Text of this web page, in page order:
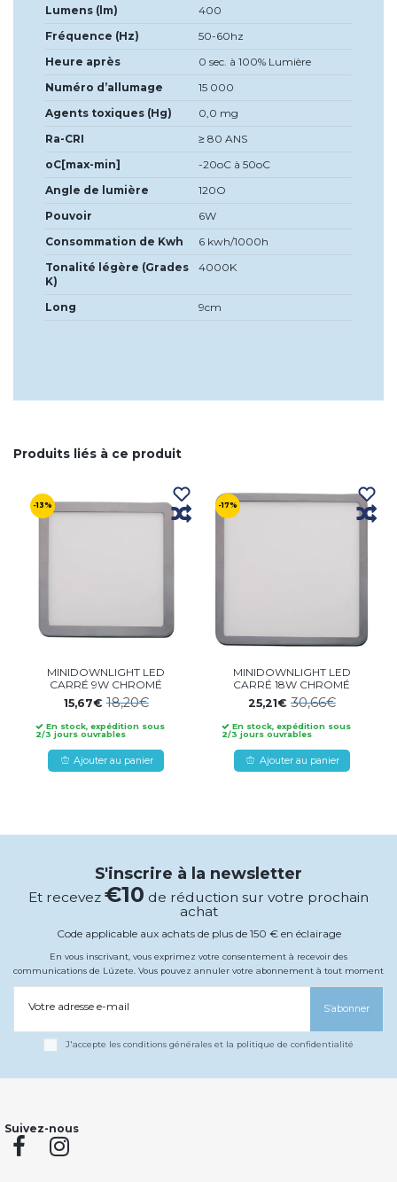
Lumens (lm)
400
Fréquence (Hz)
50-60hz
Heure après
0 sec. à 100% Lumière
Numéro d’allumage
15 000
Agents toxiques (Hg)
0,0 mg
Ra-CRI
≥ 80 ANS
oC[max-min]
-20oC à 50oC
Angle de lumière
120O
Pouvoir
6W
Consommation de Kwh
6 kwh/1000h
Tonalité légère (Grades
K)
4000K
Long 9cm
Produits liés à ce produit
-13%
MINIDOWNLIGHT LED
CARRÉ 9W CHROMÉ
15,67€18,20€
En stock, expédition sous
2/3 jours ouvrables
Ajouter au panier
-17%
MINIDOWNLIGHT LED
CARRÉ 18W CHROMÉ
25,21€ 30,66€
En stock, expédition sous
2/3 jours ouvrables
Ajouter au panier
S'inscrire à la newsletter
Et recevez €10 de réduction sur votre prochain
achat
Code applicable aux achats de plus de 150 € en éclairage
En vous inscrivant, vous exprimez votre consentement à recevoir des
communications de Lúzete. Vous pouvez annuler votre abonnement à tout moment
Votre adresse e-mail S’abonner
J'accepte les conditions générales et la politique de confidentialité
Suivez-nous